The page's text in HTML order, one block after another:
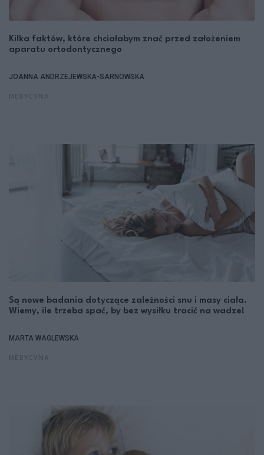
Kilka faktów, które chciałabym znać przed założeniem
aparatu ortodontycznego
JOANNA ANDRZEJEWSKA-SARNOWSKA
Są nowe badania dotyczące zależności snu i masy ciała.
Wiemy, ile trzeba spać, by bez wysiłku tracić na wadze!
MARTA WAGLEWSKA